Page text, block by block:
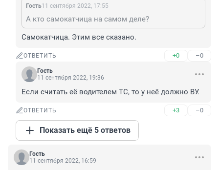
Гость11 сентября 2022, 17:55
А кто самокатчица на самом деле?
Самокатчица. Этим все сказано.
ОТВЕТИТЬ +0 –0
Гость
11 сентября 2022, 19:36
Если считать её водителем ТС, то у неё должно ВУ.
ОТВЕТИТЬ +3 –0
Показать ещё 5 ответов
Гость
11 сентября 2022, 16:59